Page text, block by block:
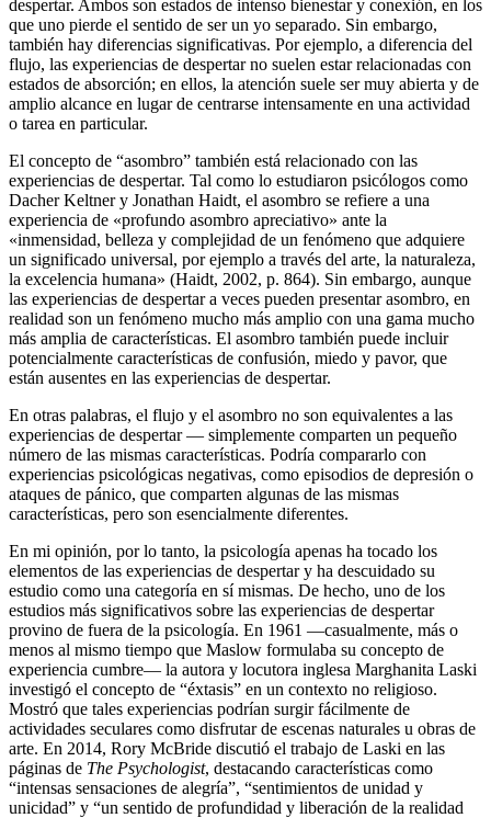
despertar. Ambos son estados de intenso bienestar y conexión, en los
que uno pierde el sentido de ser un yo separado. Sin embargo,
también hay diferencias significativas. Por ejemplo, a diferencia del
flujo, las experiencias de despertar no suelen estar relacionadas con
estados de absorción; en ellos, la atención suele ser muy abierta y de
amplio alcance en lugar de centrarse intensamente en una actividad
o tarea en particular.
El concepto de “asombro” también está relacionado con las
experiencias de despertar. Tal como lo estudiaron psicólogos como
Dacher Keltner y Jonathan Haidt, el asombro se refiere a una
experiencia de «profundo asombro apreciativo» ante la
«inmensidad, belleza y complejidad de un fenómeno que adquiere
un significado universal, por ejemplo a través del arte, la naturaleza,
la excelencia humana» (Haidt, 2002, p. 864). Sin embargo, aunque
las experiencias de despertar a veces pueden presentar asombro, en
realidad son un fenómeno mucho más amplio con una gama mucho
más amplia de características. El asombro también puede incluir
potencialmente características de confusión, miedo y pavor, que
están ausentes en las experiencias de despertar.
En otras palabras, el flujo y el asombro no son equivalentes a las
experiencias de despertar ― simplemente comparten un pequeño
número de las mismas características. Podría compararlo con
experiencias psicológicas negativas, como episodios de depresión o
ataques de pánico, que comparten algunas de las mismas
características, pero son esencialmente diferentes.
En mi opinión, por lo tanto, la psicología apenas ha tocado los
elementos de las experiencias de despertar y ha descuidado su
estudio como una categoría en sí mismas. De hecho, uno de los
estudios más significativos sobre las experiencias de despertar
provino de fuera de la psicología. En 1961 ―casualmente, más o
menos al mismo tiempo que Maslow formulaba su concepto de
experiencia cumbre― la autora y locutora inglesa Marghanita Laski
investigó el concepto de “éxtasis” en un contexto no religioso.
Mostró que tales experiencias podrían surgir fácilmente de
actividades seculares como disfrutar de escenas naturales u obras de
arte. En 2014, Rory McBride discutió el trabajo de Laski en las
páginas de The Psychologist, destacando características como
“intensas sensaciones de alegría”, “sentimientos de unidad y
unicidad” y “un sentido de profundidad y liberación de la realidad